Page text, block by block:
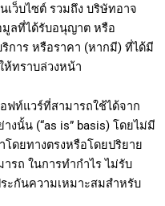
เว็บไซต์ รวมถึง บริษัทอาจ
มูลที่ได้รับอนุญาต หรือ
การ หรือราคา (หากมี) ที่ได้มี
ห้ทราบล่วงหน้า
ท์แวร์ที่สามารถใช้ได้จาก
งนั้น (“as is” basis) โดยไม่มี
โดยทางตรงหรือโดยปริยาย
รถ ในการทำกำไร ไม่รับ
ะกันความเหมาะสมสำหรับ